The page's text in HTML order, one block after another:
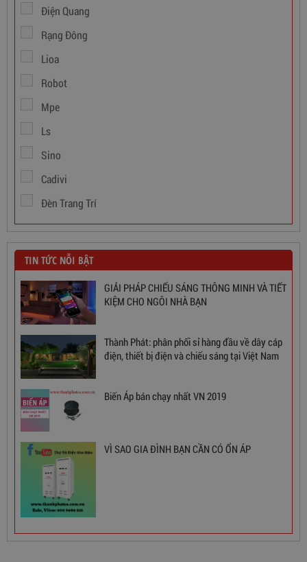
Dây Cáp Điện 1 Ruột Cadivi CV 1,5
346,000
Ổn Áp 1 Pha SH 5000 II NEW 2020
3,380,000đ
Điện Quang
Rạng Đông
Lioa
Robot
Mpe
Ls
Sino
Cadivi
Đèn Trang Trí
TIN TỨC NỖI BẬT
GIẢI PHÁP CHIẾU SÁNG THÔNG MINH VÀ TIẾT
KIỆM CHO NGÔI NHÀ BẠN
Thành Phát: phân phối sỉ hàng đầu về dây cáp
điện, thiết bị điện và chiếu sáng tại Việt Nam
Biến Áp bán chạy nhất VN 2019
VÌ SAO GIA ĐÌNH BẠN CẦN CÓ ỔN ÁP